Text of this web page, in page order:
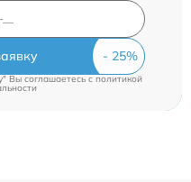
Вы соглашаетесь cполитикой